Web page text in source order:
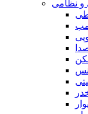
و نظامی